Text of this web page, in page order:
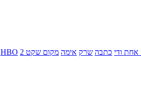
כתבה שרק אימה מקום שקט 2 HBO